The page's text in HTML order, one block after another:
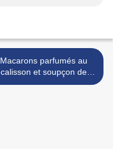
Macarons parfumés au
calisson et soupçon de
mandarine..... >